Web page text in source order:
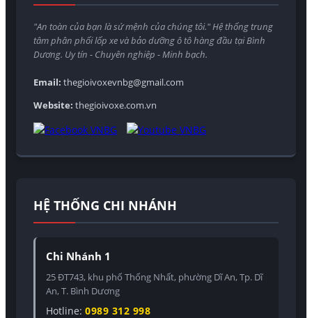
"An toàn của bạn là sứ mệnh của chúng tôi." Hệ thống trung
tâm phân phối lốp xe và bảo dưỡng ô tô hàng đầu tại Bình
Dương. Uy tín - Chuyên nghiệp - Minh bạch.
Email: thegioivoxevnbg@gmail.com
Website: thegioivoxe.com.vn
HỆ THỐNG CHI NHÁNH
Chi Nhánh 1
25 ĐT743, khu phố Thống Nhất, phường Dĩ An, Tp. Dĩ
An, T. Bình Dương
Hotline: 0989 312 998